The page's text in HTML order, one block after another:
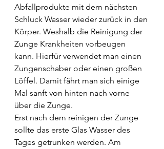
Abfallprodukte mit dem nächsten
Schluck Wasser wieder zurück in den
Körper. Weshalb die Reinigung der
Zunge Krankheiten vorbeugen
kann. Hierfür verwendet man einen
Zungenschaber oder einen großen
Löffel. Damit fährt man sich einige
Mal sanft von hinten nach vorne
über die Zunge.
Erst nach dem reinigen der Zunge
sollte das erste Glas Wasser des
Tages getrunken werden. Am